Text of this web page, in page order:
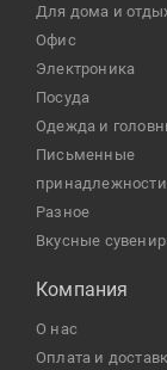
для дома и
офис
электроника
посуда
одежда и
письменные
принадлежности
разное
Вкусные
Компания
О нас
Оплата и